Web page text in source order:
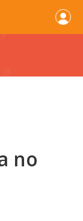
no